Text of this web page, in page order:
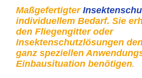
Maßgefertigter
individuellem Bedarf. Sie
den Fliegengitter oder
Insektenschutzlösungen
ganz speziellen
Einbausituation benötigen.